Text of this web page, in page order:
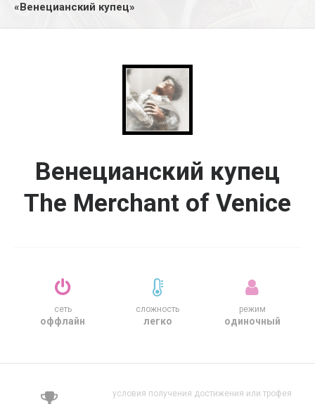
«Венецианский купец»
Венецианский купец
The Merchant of Venice
сеть
оффлайн
сложность
легко
режим
одиночный
условия получения достижения или трофея